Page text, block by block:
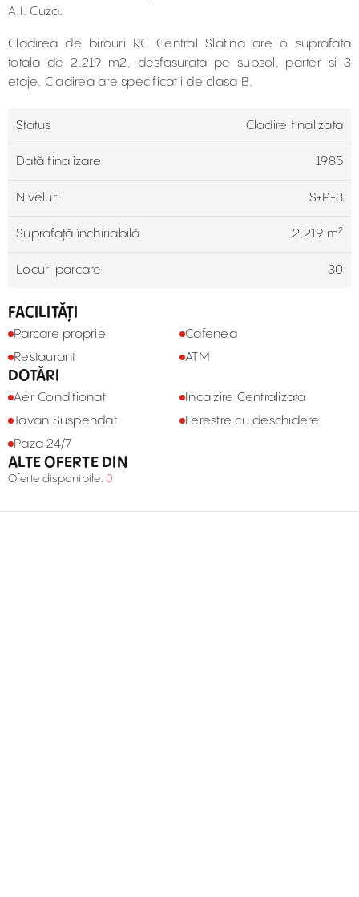
A.I. Cuza.
Cladirea de birouri RC Central Slatina are o suprafata
totala de 2.219 m2, desfasurata pe subsol, parter si 3
etaje. Cladirea are specificatii de clasa B.
Status Cladire finalizata
Dată finalizare 1985
Niveluri S+P+3
Suprafață închiriabilă 2,219 m²
Locuri parcare 30
FACILITĂȚI
Parcare proprie
Cafenea
Restaurant
ATM
DOTĂRI
Aer Conditionat
Incalzire Centralizata
Tavan Suspendat
Ferestre cu deschidere
Paza 24/7
ALTE OFERTE DIN
Oferte disponibile: 0